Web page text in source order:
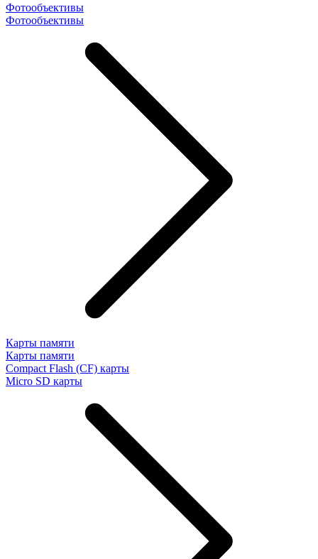
Фотообъективы
Фотообъективы
Карты памяти
Карты памяти
Compact Flash (CF) карты
Micro SD карты